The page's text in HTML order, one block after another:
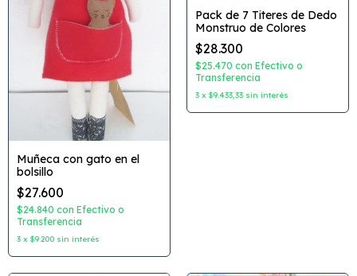
Muñeca con gato en el
bolsillo
$27.600
$24.840 con Efectivo o
Transferencia
3 x $9.200 sin interés
Pack de 7 Titeres de Dedo
Monstruo de Colores
$28.300
$25.470 con Efectivo o
Transferencia
3 x $9.433,33 sin interés